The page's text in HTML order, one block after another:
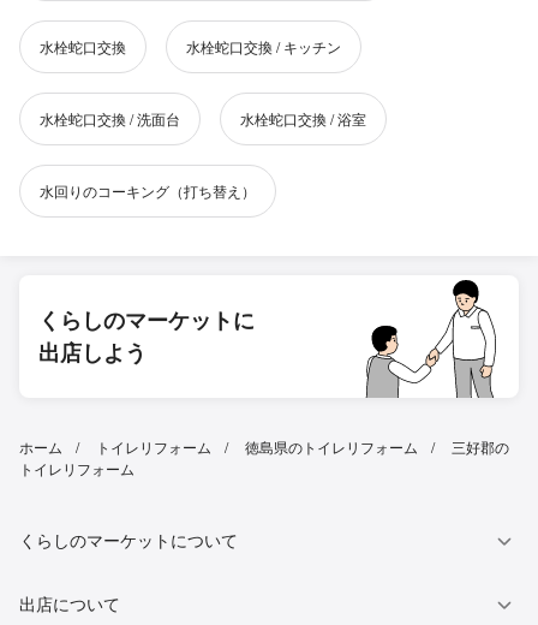
水栓蛇口交換 水栓蛇口交換 / キッチン
水栓蛇口交換 / 洗面台 水栓蛇口交換 / 浴室
水回りのコーキング（打ち替え）
くらしのマーケットに
出店しよう
ホーム トイレリフォーム 徳島県のトイレリフォーム
三好郡の
トイレリフォーム
くらしのマーケットについて
出店について